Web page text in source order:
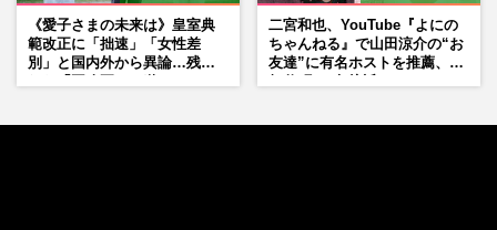
《愛子さまの未来は》皇室典
範改正に「拙速」「女性差
別」と国内外から異論…残さ
二宮和也、YouTube『よにの
ちゃんねる』で山田涼介の“お
友達”に有名ホストを推薦、歌